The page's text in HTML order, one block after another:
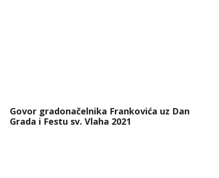
Govor gradonačelnika Frankovića uz Dan
Grada i Festu sv. Vlaha 2021